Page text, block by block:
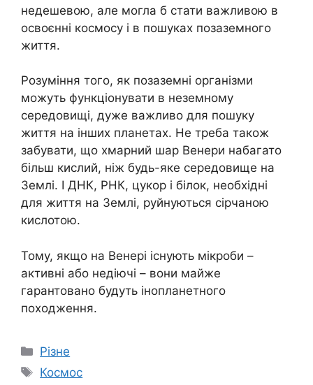
недешевою, але могла б стати важливою в
освоєнні космосу і в пошуках позаземного
життя.
Розуміння того, як позаземні організми
можуть функціонувати в неземному
середовищі, дуже важливо для пошуку
життя на інших планетах. Не треба також
забувати, що хмарний шар Венери набагато
більш кислий, ніж будь-яке середовище на
Землі. І ДНК, РНК, цукор і білок, необхідні
для життя на Землі, руйнуються сірчаною
кислотою.
Тому, якщо на Венері існують мікроби –
активні або недіючі – вони майже
гарантовано будуть інопланетного
походження.
Категорії
Різне
Позначки
Космос